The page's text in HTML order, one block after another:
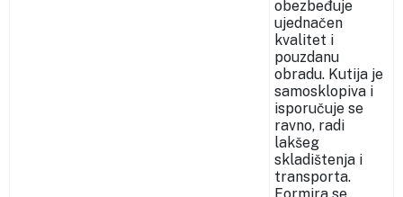
obezbeđuje
ujednačen
kvalitet i
pouzdanu
obradu. Kutija je
samosklopiva i
isporučuje se
ravno, radi
lakšeg
skladištenja i
transporta.